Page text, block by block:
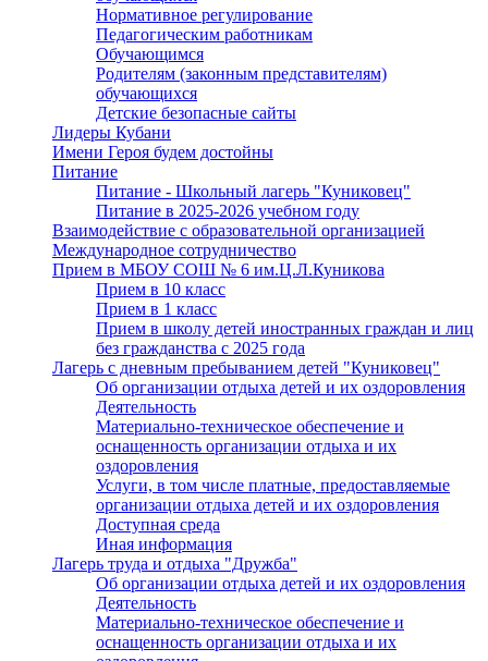
Нормативное регулирование
Педагогическим работникам
Обучающимся
Родителям (законным представителям)
обучающихся
Детские безопасные сайты
Лидеры Кубани
Имени Героя будем достойны
Питание
Питание - Школьный лагерь "Куниковец"
Питание в 2025-2026 учебном году
Взаимодействие с образовательной организацией
Международное сотрудничество
Прием в МБОУ СОШ № 6 им.Ц.Л.Куникова
Прием в 10 класс
Прием в 1 класс
Прием в школу детей иностранных граждан и лиц
без гражданства с 2025 года
Лагерь с дневным пребыванием детей "Куниковец"
Об организации отдыха детей и их оздоровления
Деятельность
Материально-техническое обеспечение и
оснащенность организации отдыха и их
оздоровления
Услуги, в том числе платные, предоставляемые
организации отдыха детей и их оздоровления
Доступная среда
Иная информация
Лагерь труда и отдыха "Дружба"
Об организации отдыха детей и их оздоровления
Деятельность
Материально-техническое обеспечение и
оснащенность организации отдыха и их